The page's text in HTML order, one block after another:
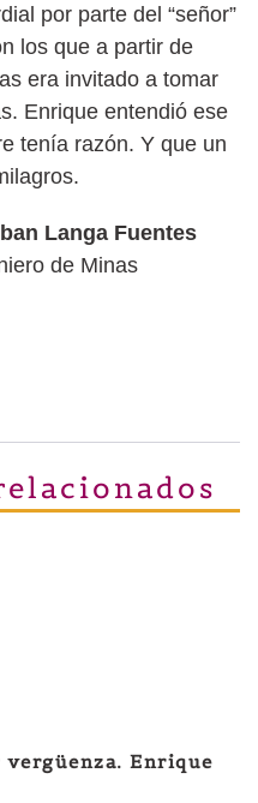
por parte del “señor”
los que a partir de
era invitado a tomar
Enrique entendió ese
tenía razón. Y que un
Langa Fuentes
de Minas